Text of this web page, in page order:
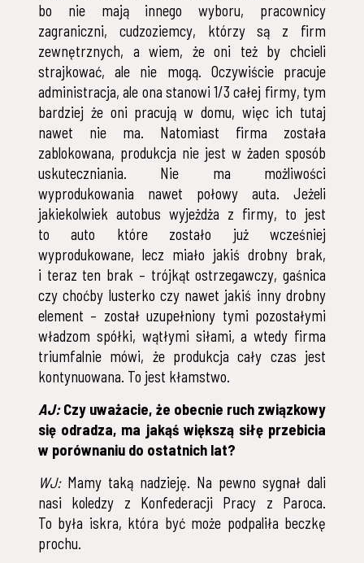
bo nie mają innego wyboru, pracownicy
zagraniczni, cudzoziemcy, którzy są z firm
zewnętrznych, a wiem, że oni też by chcieli
strajkować, ale nie mogą. Oczywiście pracuje
administracja, ale ona stanowi 1/3 całej firmy, tym
bardziej że oni pracują w domu, więc ich tutaj
nawet nie ma. Natomiast firma została
zablokowana, produkcja nie jest w żaden sposób
uskuteczniania. Nie ma możliwości
wyprodukowania nawet połowy auta. Jeżeli
jakiekolwiek autobus wyjeżdża z firmy, to jest
to auto które zostało już wcześniej
wyprodukowane, lecz miało jakiś drobny brak,
i teraz ten brak – trójkąt ostrzegawczy, gaśnica
czy choćby lusterko czy nawet jakiś inny drobny
element – został uzupełniony tymi pozostałymi
władzom spółki, wątłymi siłami, a wtedy firma
triumfalnie mówi, że produkcja cały czas jest
kontynuowana. To jest kłamstwo.
AJ:Czy uważacie, że obecnie ruch związkowy
się odradza, ma jakąś większą siłę przebicia
w porównaniu do ostatnich lat?
WJ: Mamy taką nadzieję. Na pewno sygnał dali
nasi koledzy z Konfederacji Pracy z Paroca.
To była iskra, która być może podpaliła beczkę
prochu.